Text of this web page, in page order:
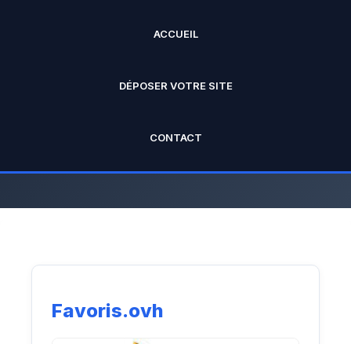
ACCUEIL
DÉPOSER VOTRE SITE
CONTACT
ANNUAIRE PRO
Favoris.ovh